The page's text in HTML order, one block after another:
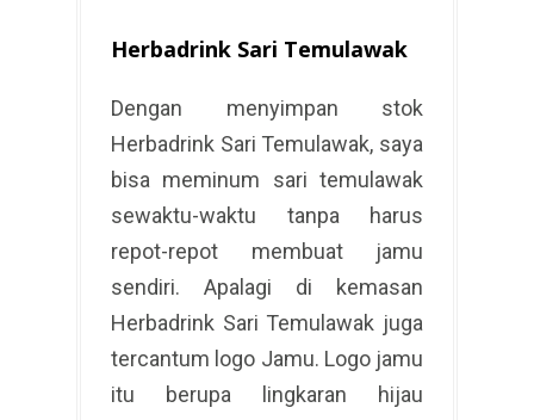
Herbadrink Sari Temulawak
Dengan menyimpan stok
Herbadrink Sari Temulawak, saya
bisa meminum sari temulawak
sewaktu-waktu tanpa harus
repot-repot membuat jamu
sendiri. Apalagi di kemasan
Herbadrink Sari Temulawak juga
tercantum logo Jamu. Logo jamu
itu berupa lingkaran hijau